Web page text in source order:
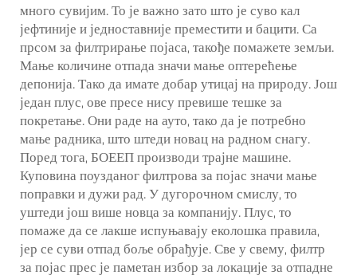
много сувијим. То је важно зато што је суво кал
јефтиније и једноставније преместити и бацити. Са
прсом за филтрирање појаса, такође помажете земљи.
Мање количине отпада значи мање оптерећење
депонија. Тако да имате добар утицај на природу. Још
један плус, ове пресе нису превише тешке за
покретање. Они раде на ауто, тако да је потребно
мање радника, што штеди новац на радном снагу.
Поред тога, БОЕЕП производи трајне машине.
Куповина поузданог филтрова за појас значи мање
поправки и дужи рад. У дугорочном смислу, то
уштеди још више новца за компанију. Плус, то
помаже да се лакше испуњавају еколошка правила,
јер се суви отпад боље обрађује. Све у свему, филтр
за појас прес је паметан избор за локације за отпадне